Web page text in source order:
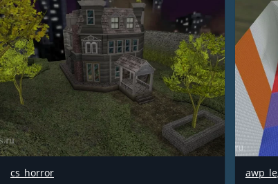
cs_horror